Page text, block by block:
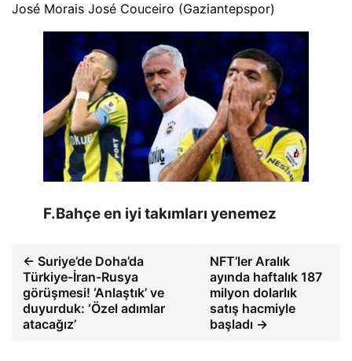
José Morais José Couceiro (Gaziantepspor)
F.Bahçe en iyi takımları yenemez
← Suriye’de Doha’da
Türkiye-İran-Rusya
görüşmesi! ‘Anlaştık’ ve
duyurduk: ‘Özel adımlar
atacağız’
NFT’ler Aralık
ayında haftalık 187
milyon dolarlık
satış hacmiyle
başladı →